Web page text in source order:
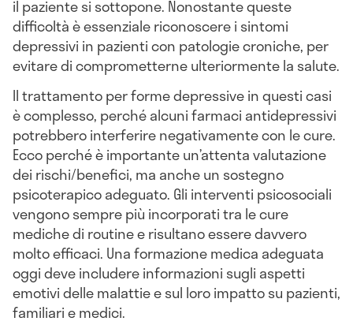
il paziente si sottopone. Nonostante queste
difficoltà è essenziale riconoscere i sintomi
depressivi in pazienti con patologie croniche, per
evitare di comprometterne ulteriormente la salute.
Il trattamento per forme depressive in questi casi
è complesso, perché alcuni farmaci antidepressivi
potrebbero interferire negativamente con le cure.
Ecco perché è importante un’attenta valutazione
dei rischi/benefici, ma anche un sostegno
psicoterapico adeguato. Gli interventi psicosociali
vengono sempre più incorporati tra le cure
mediche di routine e risultano essere davvero
molto efficaci. Una formazione medica adeguata
oggi deve includere informazioni sugli aspetti
emotivi delle malattie e sul loro impatto su pazienti,
familiari e medici.